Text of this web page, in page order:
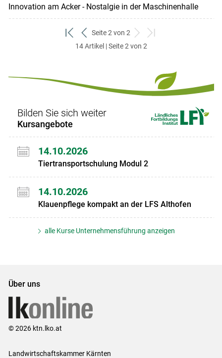
Innovation am Acker - Nostalgie in der Maschinenhalle
zum
ersten
zurück
zum
Seite 2 von 2
weiter
zum
zum
14 Artikel | Seite 2 von 2
Bilden Sie sich weiter
Kursangebote
14.10.2026
Tiertransportschulung Modul 2
14.10.2026
Klauenpflege kompakt an der LFS Althofen
alle Kurse Unternehmensführung anzeigen
Über uns
© 2026 ktn.lko.at
Landwirtschaftskammer Kärnten